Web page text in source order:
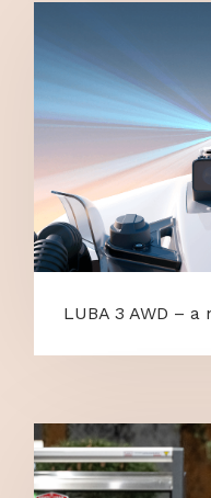
LUBA 3 AWD –